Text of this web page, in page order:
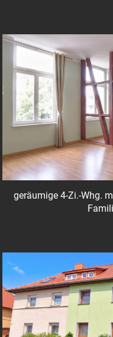
geräumige 4-Zi.-Whg.